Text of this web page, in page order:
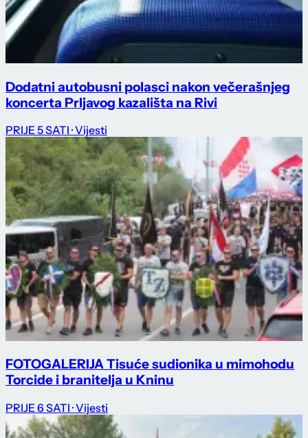
Dodatni autobusni polasci nakon večerašnjeg
koncerta Prljavog kazališta na Rivi
PRIJE 5 SATI · Vijesti
FOTOGALERIJA Tisuće sudionika u mimohodu
Torcide i branitelja u Kninu
PRIJE 6 SATI · Vijesti